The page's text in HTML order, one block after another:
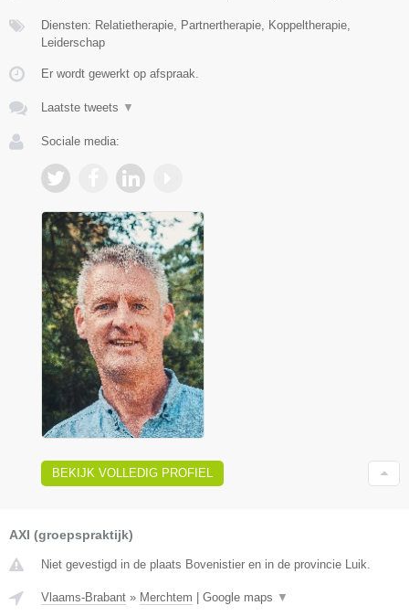
Diensten: Relatietherapie, Partnertherapie, Koppeltherapie,
Leiderschap
Er wordt gewerkt op afspraak.
Laatste tweets ▼
Sociale media:
BEKIJK VOLLEDIG PROFIEL
AXI (groepspraktijk)
Niet gevestigd in de plaats Bovenistier en in de provincie Luik.
Vlaams-Brabant » Merchtem Google maps ▼